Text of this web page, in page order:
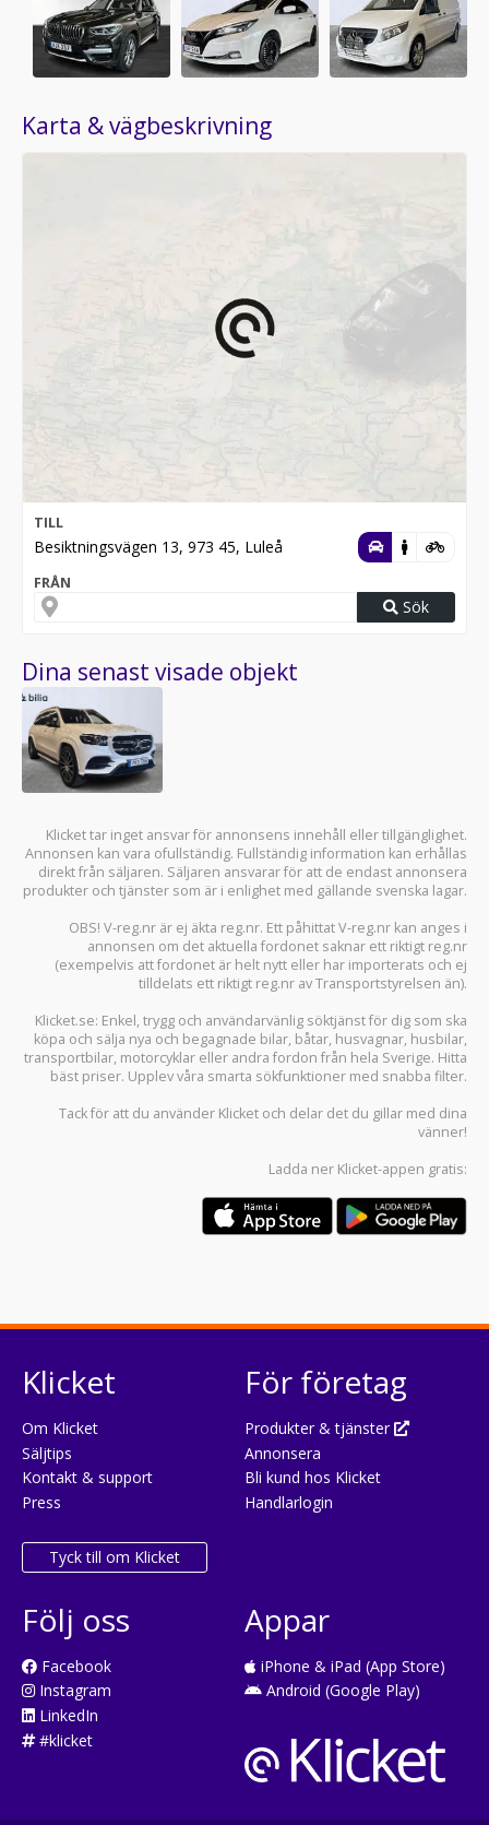
Karta & vägbeskrivning
TILL
Besiktningsvägen 13, 973 45, Luleå
FRÅN
Sök
Dina senast visade objekt
Klicket tar inget ansvar för annonsens innehåll eller tillgänglighet.
Annonsen kan vara ofullständig. Fullständig information kan erhållas
direkt från säljaren. Säljaren ansvarar för att de endast annonsera
produkter och tjänster som är i enlighet med gällande svenska lagar.
OBS! V-reg.nr är ej äkta reg.nr. Ett påhittat V-reg.nr kan anges i
annonsen om det aktuella fordonet saknar ett riktigt reg.nr
(exempelvis att fordonet är helt nytt eller har importerats och ej
tilldelats ett riktigt reg.nr av Transportstyrelsen än).
Klicket.se: Enkel, trygg och användarvänlig söktjänst för dig som ska
köpa och sälja nya och begagnade bilar, båtar, husvagnar, husbilar,
transportbilar, motorcyklar eller andra fordon från hela Sverige. Hitta
bäst priser. Upplev våra smarta sökfunktioner med snabba filter.
Tack för att du använder Klicket och delar det du gillar med dina
vänner!
Ladda ner Klicket-appen gratis:
Klicket
Om Klicket
Säljtips
Kontakt & support
Press
Tyck till om Klicket
För företag
Produkter & tjänster
Annonsera
Bli kund hos Klicket
Handlarlogin
Följ oss
Facebook
Instagram
LinkedIn
#klicket
Appar
iPhone & iPad (App Store)
Android (Google Play)